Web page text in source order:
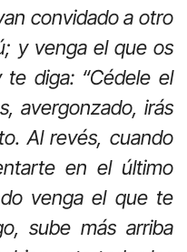
convidado a otro
y venga el que os
diga: “Cédele el
avergonzado, irás
Al revés, cuando
en el último
venga el que te
sube más arriba